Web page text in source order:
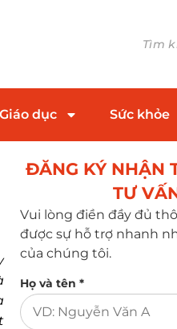
Giáo dục Sức khỏe
ĐĂNG KÝ NHẬN
TƯ
Vui lòng điền đầy đủ
được sự hỗ trợ nhanh
của chúng tôi.
Họ và tên *